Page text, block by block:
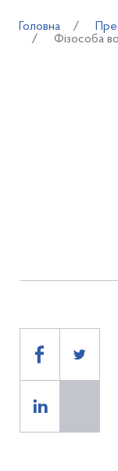
Головна
Фізособа